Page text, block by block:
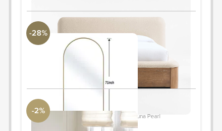
-28%
Revelation
Dronfield Metal Arch Mirror
-2%
Article
Quinn 40.5" Swivel Lounge Chair - Nouna Pearl